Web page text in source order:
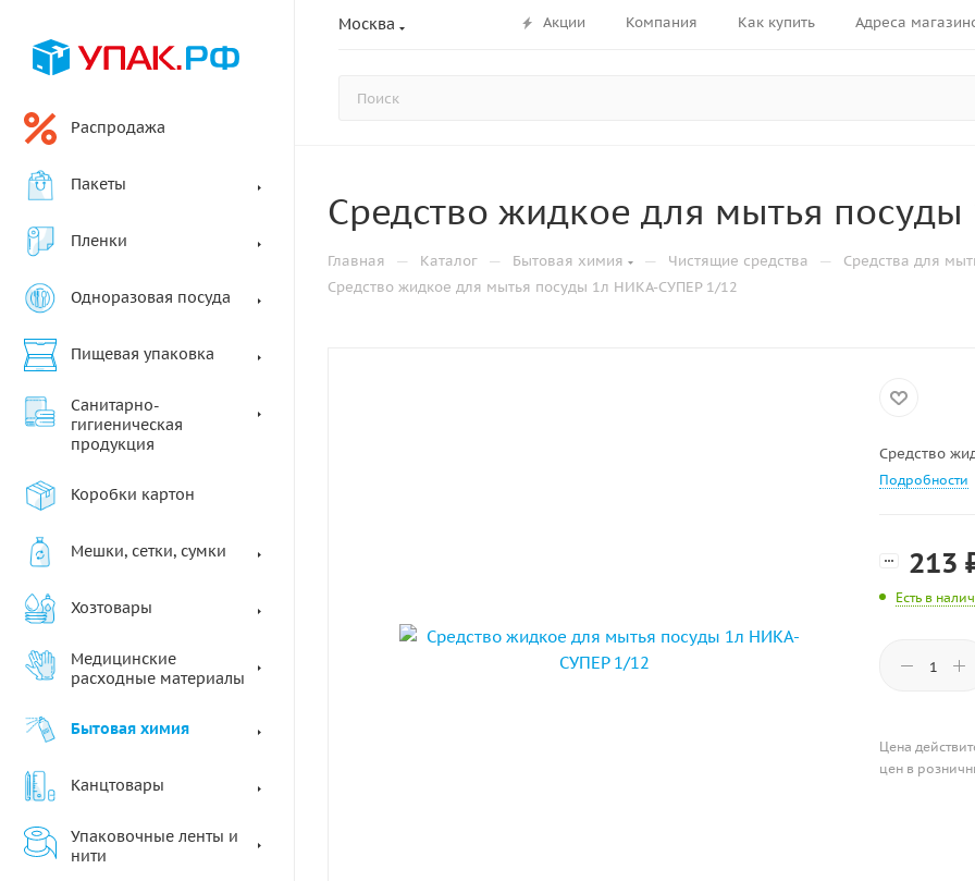
Москва Акции Компания Как купить Адреса
Распродажа
Пакеты
Пленки
Одноразовая посуда
Пищевая упаковка
Санитарно-
гигиеническая
продукция
Коробки картон
Мешки, сетки, сумки
Хозтовары
Медицинские
расходные материалы
Бытовая химия
Канцтовары
Упаковочные ленты и
нити
Средство жидкое для мытья
Главная — Каталог — Бытовая химия — Чистящие средства — Средства для
Средство жидкое для мытья посуды 1л НИКА-СУПЕР 1/12
Средство
Подробности
213
Есть в
Цена
цен в